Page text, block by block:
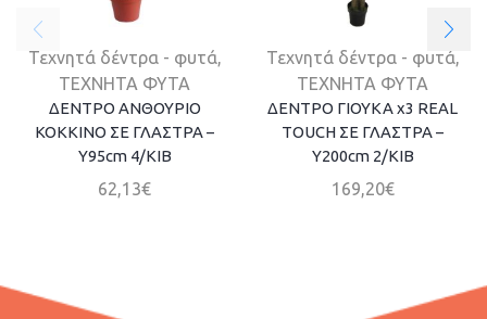
Τεχνητά δέντρα - φυτά,
ΤΕΧΝΗΤΑ ΦΥΤΑ
ΔΕΝΤΡΟ ΑΝΘΟΥΡΙΟ
ΚΟΚΚΙΝΟ ΣΕ ΓΛΑΣΤΡΑ –
Y95cm 4/ΚΙΒ
62,13€
Τεχνητά δέντρα - φυτά,
ΤΕΧΝΗΤΑ ΦΥΤΑ
ΔΕΝΤΡΟ ΓΙΟΥΚΑ x3 REAL
TOUCH ΣΕ ΓΛΑΣΤΡΑ –
Y200cm 2/ΚΙΒ
169,20€